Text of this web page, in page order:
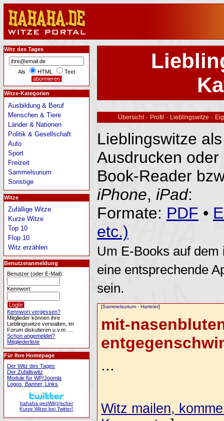
Übersicht · Profil · Lieblingswitze ·
Lieblingswitze
Ausdrucken
Book-Reader
iPhone, iPad:
Formate: PDF •
etc.)
Um E-Books auf
eine entsprechende
sein.
[Sammelsurium- Harteier]
mit-
...
Witz mailen,
Witz des Tages
Als HTML Text
Witze-Kategorien
Ausbildung & Beruf
Menschen & Tiere
Länder & Nationen
Politik & Gesellschaft
Auto
Sport
Freizeit
Sammelsurium
Sonstige
Witze
Zufällige Witze
Kurze Witze
Top 10
Flop 10
Witz erzählen
Benutzeranmeldung
Benutzer (oder E-Mail):
Kennwort:
Kennwort vergessen?
Mitglieder können ihre
Lieblingswitze verwalten, im
Forum diskutieren u.v.m. ...
Schon angemeldet?
Mitgliederliste
Für Ihre Homepage
Der Witz des Tages
Der Zufallswitz
Module für WP/Joomla
Logos, Banner, Links
hahaha gezWit(z)scher
Kurze Witze bei Twitter!